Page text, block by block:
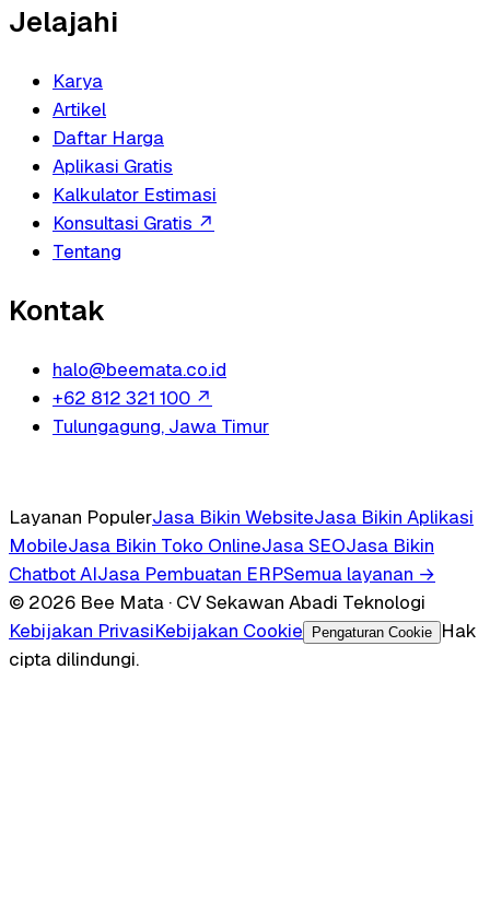
Jelajahi
Karya
Artikel
Daftar Harga
Aplikasi Gratis
Kalkulator Estimasi
Konsultasi Gratis ↗
Tentang
Kontak
halo@beemata.co.id
+62 812 321 100 ↗
Tulungagung, Jawa Timur
Layanan PopulerJasa Bikin WebsiteJasa Bikin Aplikasi
MobileJasa Bikin Toko OnlineJasa SEOJasa Bikin
Chatbot AIJasa Pembuatan ERPSemua layanan →
© 2026 Bee Mata · CV Sekawan Abadi Teknologi
Kebijakan PrivasiKebijakan Cookie Pengaturan Cookie
Hak
cipta dilindungi.